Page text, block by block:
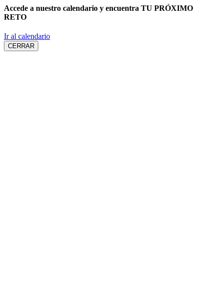
Accede a nuestro calendario y encuentra TU PRÓXIMO
RETO
Ir al calendario
CERRAR